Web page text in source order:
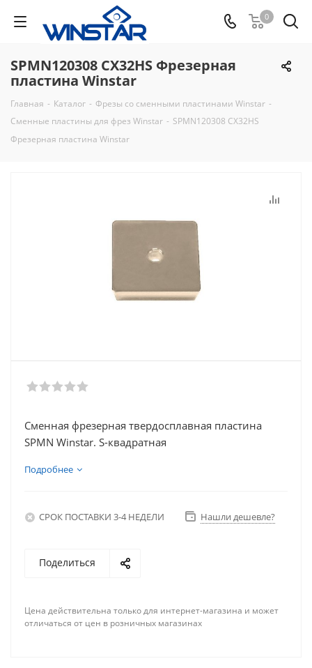
0
SPMN120308 CX32HS Фрезерная
пластина Winstar
Главная - Каталог - Фрезы со сменными пластинами Winstar -
Сменные пластины для фрез Winstar - SPMN120308 CX32HS
Фрезерная пластина Winstar
Сменная фрезерная твердосплавная пластина
SPMN Winstar. S-квадратная
Подробнее
СРОК ПОСТАВКИ 3-4 НЕДЕЛИ Нашли дешевле?
Поделиться
Цена действительна только для интернет-магазина и может
отличаться от цен в розничных магазинах